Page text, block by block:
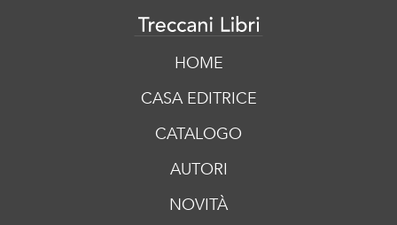
HOME
CASA EDITRICE
CATALOGO
AUTORI
NOVITÀ